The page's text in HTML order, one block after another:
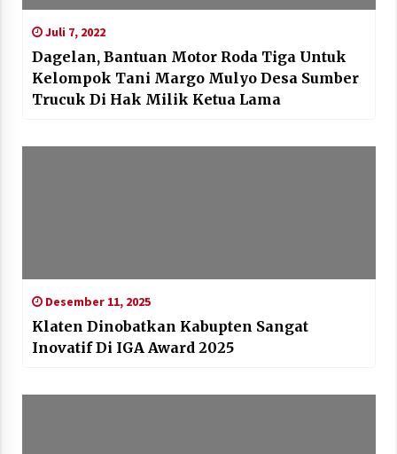
Juli 7, 2022
Dagelan, Bantuan Motor Roda Tiga Untuk
Kelompok Tani Margo Mulyo Desa Sumber
Trucuk Di Hak Milik Ketua Lama
Desember 11, 2025
Klaten Dinobatkan Kabupten Sangat
Inovatif Di IGA Award 2025